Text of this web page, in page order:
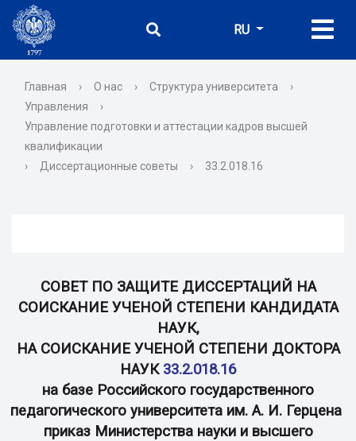
RU
Главная › О нас › Структура университета
›
Управления
›
Управление подготовки и аттестации кадров высшей
квалификации
›
Диссертационные советы › 33.2.018.16
СОВЕТ ПО ЗАЩИТЕ ДИССЕРТАЦИЙ НА
СОИСКАНИЕ УЧЕНОЙ СТЕПЕНИ КАНДИДАТА
НАУК,
НА СОИСКАНИЕ УЧЕНОЙ СТЕПЕНИ ДОКТОРА
НАУК 33.2.018.16
на базе Российского государственного
педагогического университета им. А. И. Герцена
приказ Министерства науки и высшего